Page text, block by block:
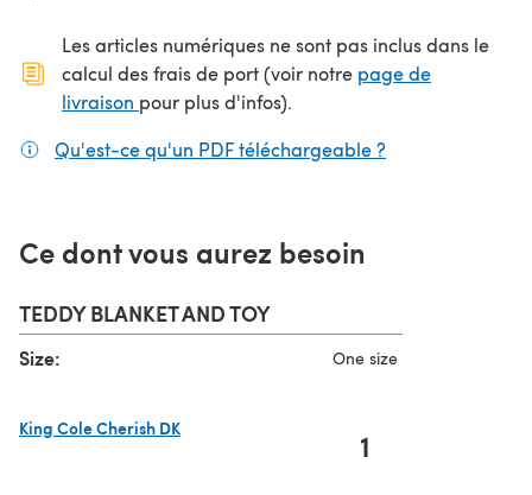
Les articles numériques ne sont pas inclus dans le
calcul des frais de port (voir notre page de
livraison (s'ouvre dans un nouvel onglet)
pour plus d'infos).
Qu'est-ce qu'un PDF téléchargeable ?
Ce dont vous aurez besoin
TEDDY BLANKET AND TOY
Size: One size
King Cole Cherish DK
1